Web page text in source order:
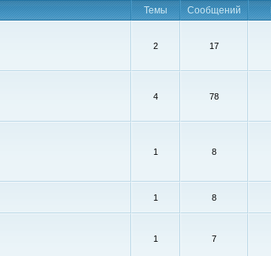
Темы Сообщений
2 17
4 78
1 8
1 8
1 7